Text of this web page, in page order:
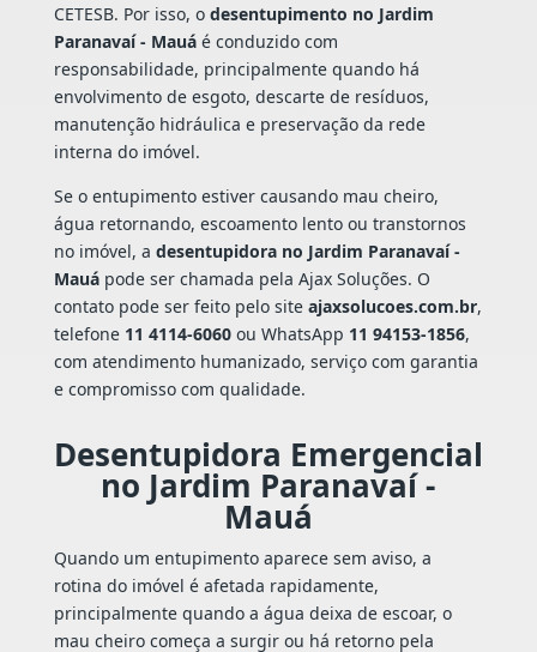
CETESB. Por isso, o desentupimento no Jardim
Paranavaí - Mauáé conduzido com
responsabilidade, principalmente quando há
envolvimento de esgoto, descarte de resíduos,
manutenção hidráulica e preservação da rede
interna do imóvel.
Se o entupimento estiver causando mau cheiro,
água retornando, escoamento lento ou transtornos
no imóvel, a desentupidora no Jardim Paranavaí -
Mauápode ser chamada pela Ajax Soluções. O
contato pode ser feito pelo site ajaxsolucoes.com.br,
telefone 11 4114-6060ou WhatsApp 11 94153-1856,
com atendimento humanizado, serviço com garantia
e compromisso com qualidade.
Desentupidora Emergencial
no Jardim Paranavaí -
Mauá
Quando um entupimento aparece sem aviso, a
rotina do imóvel é afetada rapidamente,
principalmente quando a água deixa de escoar, o
mau cheiro começa a surgir ou há retorno pela